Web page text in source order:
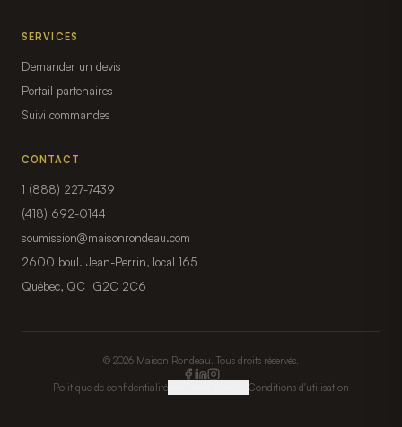
SERVICES
Demander un devis
Portail partenaires
Suivi commandes
CONTACT
1 (888) 227-7439
(418) 692-0144
soumission@maisonrondeau.com
2600 boul. Jean-Perrin, local 165
Québec, QC G2C 2C6
© 2026 Maison Rondeau. Tous droits réservés.
Politique de confidentialité Conditions d'utilisation